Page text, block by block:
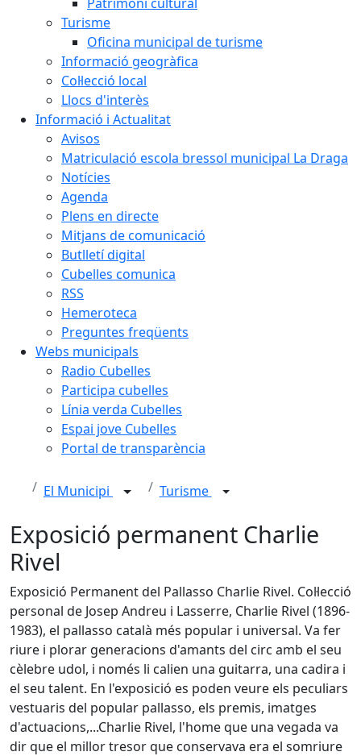
Turisme
Oficina municipal de turisme
Informació geogràfica
Col·lecció local
Llocs d'interès
Informació i Actualitat
Avisos
Matriculació escola bressol municipal La Draga
Notícies
Agenda
Plens en directe
Mitjans de comunicació
Butlletí digital
Cubelles comunica
RSS
Hemeroteca
Preguntes freqüents
Webs municipals
Radio Cubelles
Participa cubelles
Línia verda Cubelles
Espai jove Cubelles
Portal de transparència
El Municipi Turisme
Exposició permanent Charlie
Rivel
Exposició Permanent del Pallasso Charlie Rivel. Col·lecció
personal de Josep Andreu i Lasserre, Charlie Rivel (1896-
1983), el pallasso català més popular i universal. Va fer
riure i plorar generacions d'amants del circ amb el seu
cèlebre udol, i només li calien una guitarra, una cadira i
el seu talent. En l'exposició es poden veure els peculiars
vestuaris del popular pallasso, els premis, imatges
d'actuacions,...Charlie Rivel, l'home que una vegada va
dir que el millor tresor que conservava era el somriure